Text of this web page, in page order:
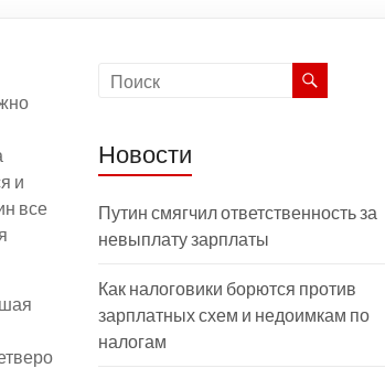
и
все
Новости
Путин смягчил ответственность за
невыплату зарплаты
Как налоговики борются против
зарплатных схем и недоимкам по
налогам